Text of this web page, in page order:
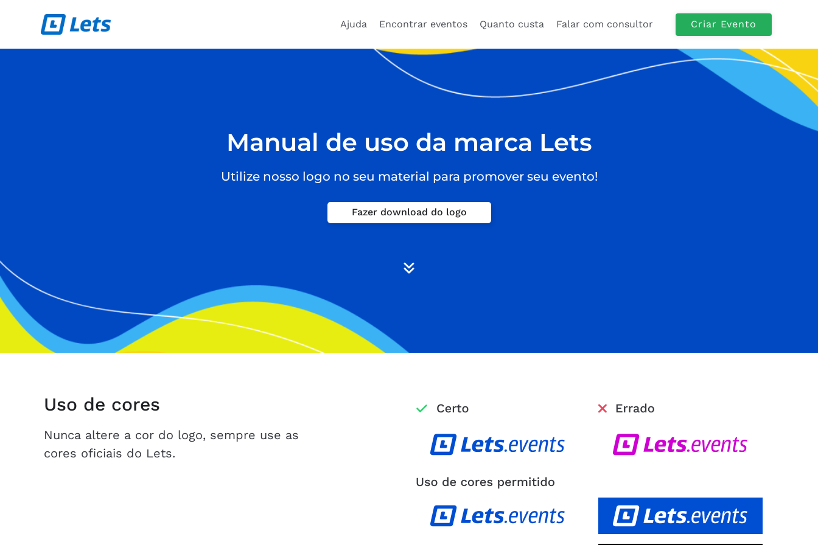
Ajuda Encontrar eventos Quanto custa Falar com consultor Criar Evento
Manual de uso da marca Lets
Utilize nosso logo no seu material para promover seu evento!
Fazer download do logo
Uso de cores
Nunca altere a cor do logo, sempre use as
cores oficiais do Lets.